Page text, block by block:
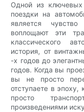
Одной из ключевых
поездки на
является
воплощают эти
классического
история, от
-х годов до
годов. Когда вы
вы не просто
отступаете в
просто
произведениями